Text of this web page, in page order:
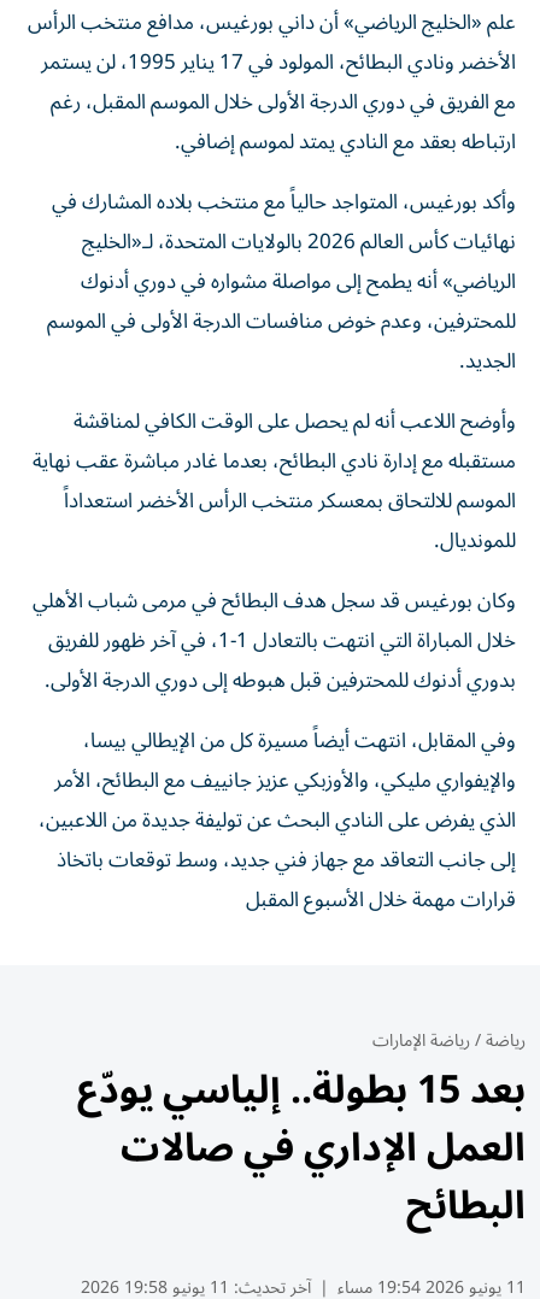
علم «الخليج الرياضي» أن داني بورغيس، مدافع منتخب الرأس
الأخضر ونادي البطائح، المولود في 17 يناير 1995، لن يستمر
مع الفريق في دوري الدرجة الأولى خلال الموسم المقبل، رغم
ارتباطه بعقد مع النادي يمتد لموسم إضافي.
وأكد بورغيس، المتواجد حالياً مع منتخب بلاده المشارك في
نهائيات كأس العالم 2026 بالولايات المتحدة، لـ«الخليج
الرياضي» أنه يطمح إلى مواصلة مشواره في دوري أدنوك
للمحترفين، وعدم خوض منافسات الدرجة الأولى في الموسم
الجديد.
وأوضح اللاعب أنه لم يحصل على الوقت الكافي لمناقشة
مستقبله مع إدارة نادي البطائح، بعدما غادر مباشرة عقب نهاية
الموسم للالتحاق بمعسكر منتخب الرأس الأخضر استعداداً
للمونديال.
وكان بورغيس قد سجل هدف البطائح في مرمى شباب الأهلي
خلال المباراة التي انتهت بالتعادل 1-1، في آخر ظهور للفريق
بدوري أدنوك للمحترفين قبل هبوطه إلى دوري الدرجة الأولى.
وفي المقابل، انتهت أيضاً مسيرة كل من الإيطالي بيسا،
والإيفواري مليكي، والأوزبكي عزيز جانييف مع البطائح، الأمر
الذي يفرض على النادي البحث عن توليفة جديدة من اللاعبين،
إلى جانب التعاقد مع جهاز فني جديد، وسط توقعات باتخاذ
قرارات مهمة خلال الأسبوع المقبل
رياضة/رياضة الإمارات
بعد 15 بطولة.. إلياسي يودّع
العمل الإداري في صالات
البطائح
11 يونيو 2026 19:54 مساء | آخر تحديث: 11 يونيو 19:58 2026